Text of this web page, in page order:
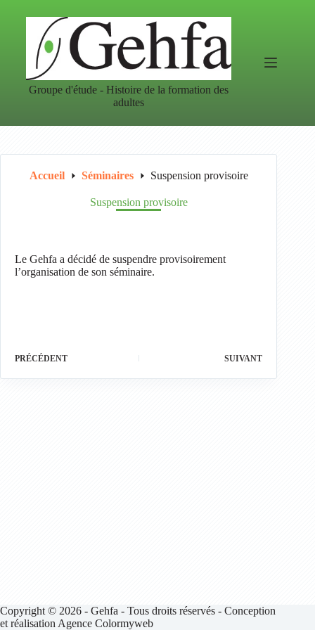
Groupe d'étude - Histoire de la formation des
adultes
Accueil Séminaires Suspension provisoire
Suspension provisoire
Le Gehfa a décidé de suspendre provisoirement
l’organisation de son séminaire.
PRÉCÉDENT SUIVANT
Copyright © 2026 - Gehfa - Tous droits réservés - Conception
et réalisation Agence Colormyweb